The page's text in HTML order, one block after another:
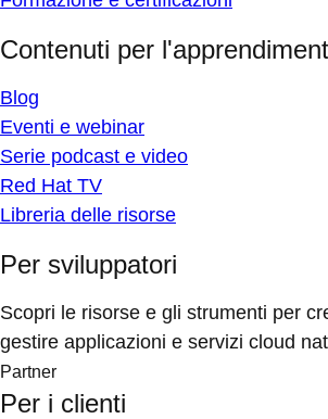
Contenuti per
Blog
Eventi e webinar
Serie podcast e video
Red Hat TV
Libreria delle risorse
Per sviluppatori
Scopri le risorse e gli strumenti per
gestire applicazioni e servizi cloud
Partner
Per i clienti